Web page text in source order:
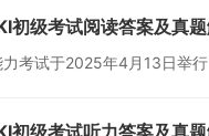
初级考试阅读答案及真
考试于2025年4月13日举
初级考试听力答案及真